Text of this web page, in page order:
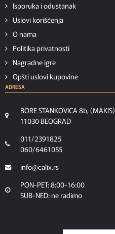
Isporuka i odustanak
Uslovi korišćenja
O nama
Politika privatnosti
Nagradne igre
Opšti uslovi kupovine
ADRESA
BORE STANKOVICA 8b, (MAKIS)
11030 BEOGRAD
011/2391825
060/6461055
info@calix.rs
PON-PET: 8:00-16:00
SUB-NED: ne radimo